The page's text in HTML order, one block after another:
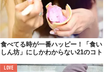
食べてる時が一番ハッピー！「食い
しん坊」にしかわからない21のコト
LOVE